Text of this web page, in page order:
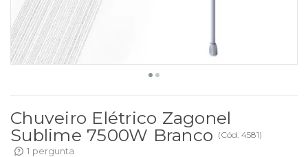
Chuveiro Elétrico Zagonel
Sublime 7500W Branco (Cód. 4581)
1 pergunta